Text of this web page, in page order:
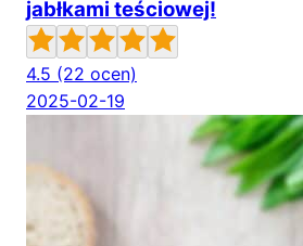
jabłkami teściowej!
4.5 (22 ocen)
2025-02-19